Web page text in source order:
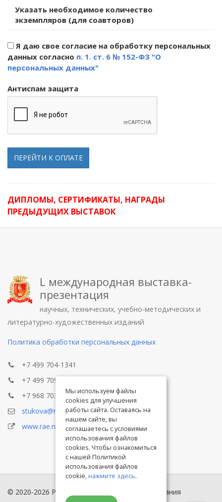
Указать необходимое количество
экземпляров (для соавторов)
Я даю свое согласие на обработку персональных
данных согласно п. 1. ст. 6 № 152-ФЗ "О
персональных данных"
Антиспам защита
ПЕРЕЙТИ К ОПЛАТЕ
ДИПЛОМЫ, СЕРТИФИКАТЫ, НАГРАДЫ
ПРЕДЫДУЩИХ ВЫСТАВОК
L международная выставка-
презентация
научных, технических, учебно-методических и
литературно-художественных изданий
Политика обработки персональных данных
+7 499 704-1341
+7 499 709-8104
+7 968 703-8433
stukova@rae.ru
www.rae.ru
© 2020-2026 Российская академия естествознания
Мы используем файлы
cookies для улучшения
работы сайта. Оставаясь на
нашем сайте, вы
соглашаетесь с условиями
использования файлов
cookies. Чтобы ознакомиться
с нашей Политикой
использования файлов
cookie,нажмите здесь.